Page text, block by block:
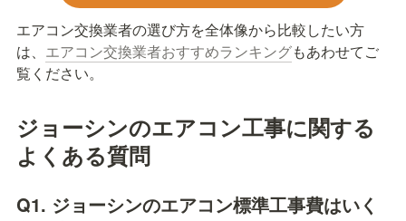
エアコン交換業者の選び方を全体像から比較したい方
は、 エアコン交換業者おすすめランキングもあわせてご
覧ください。
ジョーシンのエアコン工事に関する
よくある質問
Q1. ジョーシンのエアコン標準工事費はいく